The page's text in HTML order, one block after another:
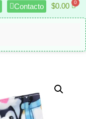
Contacto $0.00